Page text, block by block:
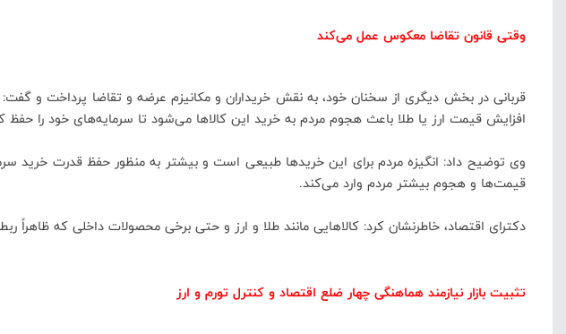
وقتی قانون تقاضا معکوس عمل می‌کند
قربانی در بخش دیگری از سخنان خود، به نقش خریداران و مکانیزم عرضه و تقاضا پرداخت و
افزایش قیمت ارز یا طلا باعث هجوم مردم به خرید این کالاها می‌شود تا سرمایه‌های خود را
وی توضیح داد: انگیزه مردم برای این خریدها طبیعی است و بیشتر به منظور حفظ قدرت خرید
قیمت‌ها و هجوم بیشتر مردم وارد می‌کند.
دکترای اقتصاد، خاطرنشان کرد: کالاهایی مانند طلا و ارز و حتی برخی محصولات داخلی که ظاهراً
تثبیت بازار نیازمند هماهنگی چهار ضلع اقتصاد و کنترل تورم و ارز